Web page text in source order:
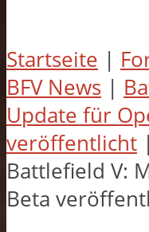
Startseite |
BFV News |
Update für
veröffentlicht |
Battlefield V:
Beta